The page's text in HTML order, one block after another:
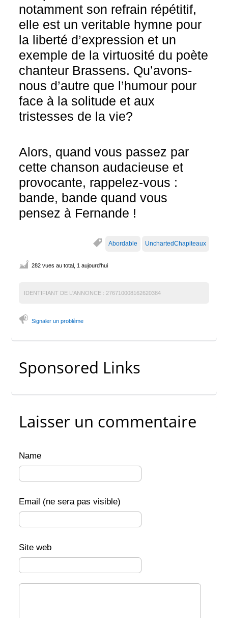
notamment son refrain répétitif,
elle est un veritable hymne pour
la liberté d’expression et un
exemple de la virtuosité du poète
chanteur Brassens. Qu’avons-
nous d’autre que l’humour pour
face à la solitude et aux
tristesses de la vie?
Alors, quand vous passez par
cette chanson audacieuse et
provocante, rappelez-vous :
bande, bande quand vous
pensez à Fernande !
Abordable UnchartedChapiteaux
282 vues au total, 1 aujourd'hui
IDENTIFIANT DE L'ANNONCE : 276710008162620384
Signaler un problème
Sponsored Links
Laisser un commentaire
Name
Email (ne sera pas visible)
Site web